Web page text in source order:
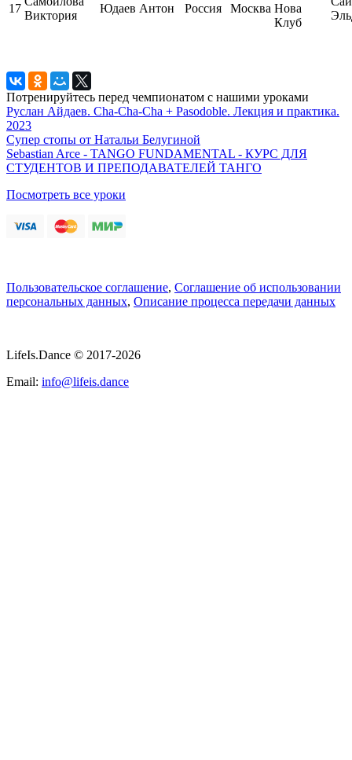
17
Виктория
Юдаев Антон Россия Москва Нова
Клуб
Потренируйтесь перед чемпионатом с нашими уроками
Руслан Айдаев. Cha-Cha-Cha + Pasodoble. Лекция и практика.
2023
Супер стопы от Натальи Белугиной
Sebastian Arce - TANGO FUNDAMENTAL - КУРС ДЛЯ
СТУДЕНТОВ И ПРЕПОДАВАТЕЛЕЙ ТАНГО
Посмотреть все уроки
Пользовательское соглашение, Соглашение об использовании
персональных данных, Описание процесса передачи данных
LifeIs.Dance © 2017-2026
Email: info@lifeis.dance